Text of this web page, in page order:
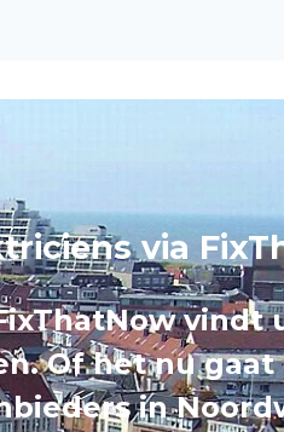
via
vindt
Of het nu
in